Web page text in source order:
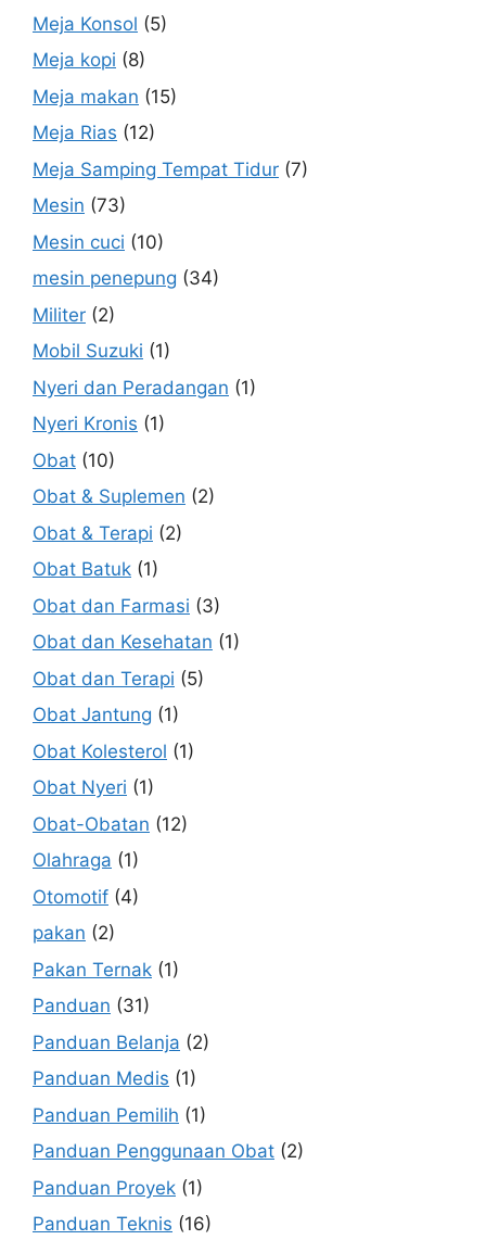
Meja Konsol (5)
Meja kopi (8)
Meja makan (15)
Meja Rias (12)
Meja Samping Tempat Tidur (7)
Mesin (73)
Mesin cuci (10)
mesin penepung (34)
Militer (2)
Mobil Suzuki (1)
Nyeri dan Peradangan (1)
Nyeri Kronis (1)
Obat (10)
Obat & Suplemen (2)
Obat & Terapi (2)
Obat Batuk (1)
Obat dan Farmasi (3)
Obat dan Kesehatan (1)
Obat dan Terapi (5)
Obat Jantung (1)
Obat Kolesterol (1)
Obat Nyeri (1)
Obat-Obatan (12)
Olahraga (1)
Otomotif (4)
pakan (2)
Pakan Ternak (1)
Panduan (31)
Panduan Belanja (2)
Panduan Medis (1)
Panduan Pemilih (1)
Panduan Penggunaan Obat (2)
Panduan Proyek (1)
Panduan Teknis (16)